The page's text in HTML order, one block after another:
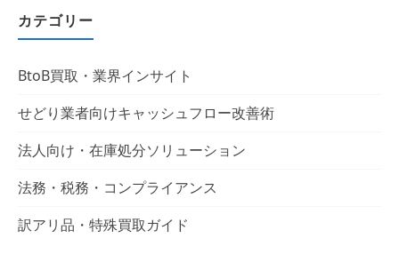
カテゴリー
BtoB買取・業界インサイト
せどり業者向けキャッシュフロー改善術
法人向け・在庫処分ソリューション
法務・税務・コンプライアンス
訳アリ品・特殊買取ガイド